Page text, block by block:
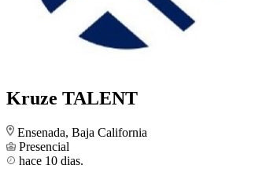
Kruze TALENT
Ensenada, Baja California
Presencial
hace 10 dias.